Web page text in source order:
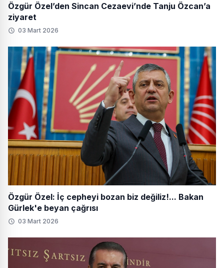
Özgür Özel’den Sincan Cezaevi’nde Tanju Özcan’a
ziyaret
03 Mart 2026
Özgür Özel: İç cepheyi bozan biz değiliz!... Bakan
Gürlek'e beyan çağrısı
03 Mart 2026